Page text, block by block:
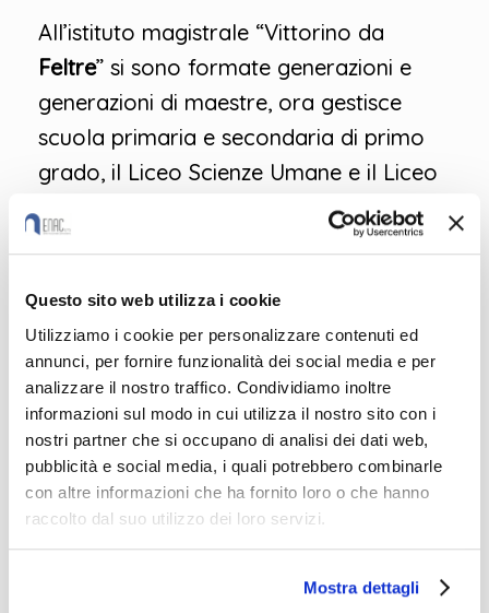
Questo sito web utilizza i cookie
Utilizziamo i cookie per personalizzare contenuti ed
annunci, per fornire funzionalità dei social media e per
analizzare il nostro traffico. Condividiamo inoltre
informazioni sul modo in cui utilizza il nostro sito con i
nostri partner che si occupano di analisi dei dati web,
pubblicità e social media, i quali potrebbero combinarle
con altre informazioni che ha fornito loro o che hanno
raccolto dal suo utilizzo dei loro servizi.
Mostra dettagli
All’istituto magistrale “Vittorino da
Feltre” si sono formate generazioni e
generazioni di maestre, ora gestisce
scuola primaria e secondaria di primo
grado, il Liceo Scienze Umane e il Liceo
Attualmente la comunità canossiana,
feltrina diretta daMadre Adriana
composta da sei madri. Un gran numero
di studenti e genitori in occasione della
festa feltrina hanno ascoltato alcuni
scritti diS. Maddalena e la testimonianza
della maestraElisabetta Saraise del
preside dell’istituto, Stefano Serafin
hanno motivato la scelta di insegnare in
una scuola canossiana: perché il